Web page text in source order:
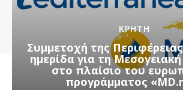
ΚΡΗΤΗ
Συμμετοχή της
ημερίδα για τη
στο πλαίσιο του
προγράμματος